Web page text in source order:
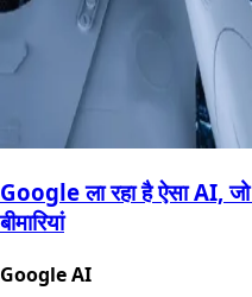
Google ला रहा है ऐसा AI,
बीमारियां
Google AI